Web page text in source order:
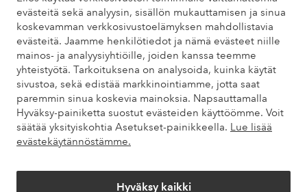
evästeitä sekä analyysin, sisällön mukauttamisen ja sinua
koskevamman verkkosivustoelämyksen mahdollistavia
evästeitä. Jaamme henkilötiedot ja nämä evästeet niille
mainos- ja analyysiyhtiöille, joiden kanssa teemme
yhteistyötä. Tarkoituksena on analysoida, kuinka käytät
sivustoa, sekä edistää markkinointiamme, jotta saat
paremmin sinua koskevia mainoksia. Napsauttamalla
Hyväksy-painiketta suostut evästeiden käyttöömme. Voit
säätää yksityiskohtia Asetukset-painikkeella. Lue lisää
evästekäytännöstämme.
Hyväksy kaikki
Löydät vastaukset useimmin kysyttyihin kysymyksiin usein
kysytyistä kysymyksistä. Löydät myös tietoa siitä, miten voit ottaa
meihin yhteyttä.
Asiakaspalvelu Tilaukset Maksutavat
Omat sivut
Tietoa Elloksesta